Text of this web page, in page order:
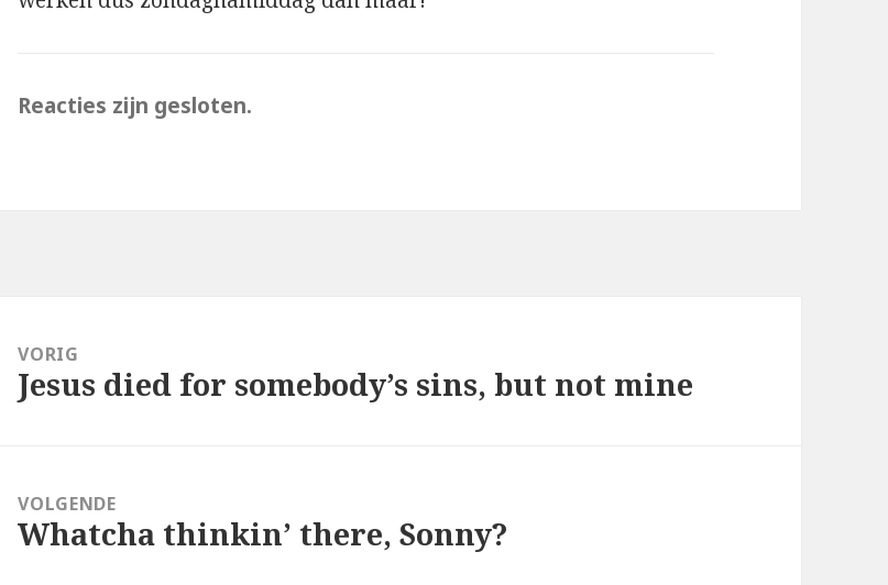
Reacties zijn gesloten.
VORIG
Vorig
Jesus died for somebody’s sins, but not mine
VOLGENDE
Volgend
Whatcha thinkin’ there, Sonny?